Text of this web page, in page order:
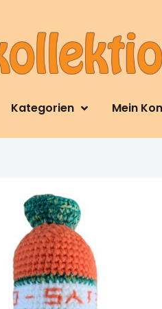
Kategorien Mein